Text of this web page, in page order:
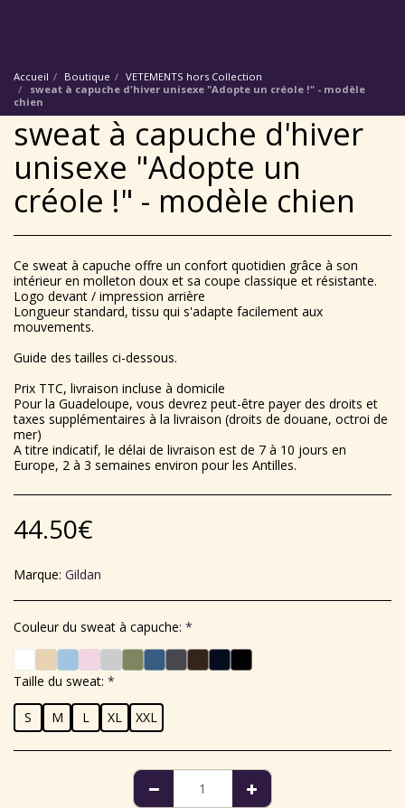
Accueil Boutique
VETEMENTS hors Collection
sweat à capuche d'hiver unisexe "Adopte un créole !" - modèle
chien
sweat à capuche d'hiver
unisexe "Adopte un
créole !" - modèle chien
Ce sweat à capuche offre un confort quotidien grâce à son
intérieur en molleton doux et sa coupe classique et résistante.
Logo devant / impression arrière
Longueur standard, tissu qui s'adapte facilement aux
mouvements.
Guide des tailles ci-dessous.
Prix TTC, livraison incluse à domicile
Pour la Guadeloupe, vous devrez peut-être payer des droits et
taxes supplémentaires à la livraison (droits de douane, octroi de
mer)
A titre indicatif, le délai de livraison est de 7 à 10 jours en
Europe, 2 à 3 semaines environ pour les Antilles.
44.50€
Marque: Gildan
Couleur du sweat à capuche: *
Taille du sweat: *
S M L XL XXL